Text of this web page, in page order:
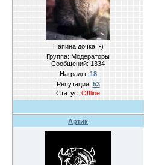
Папина дочка ;-)
Группа: Модераторы
Сообщений: 1334
Награды: 18
Репутация: 53
Статус: Offline
Артик